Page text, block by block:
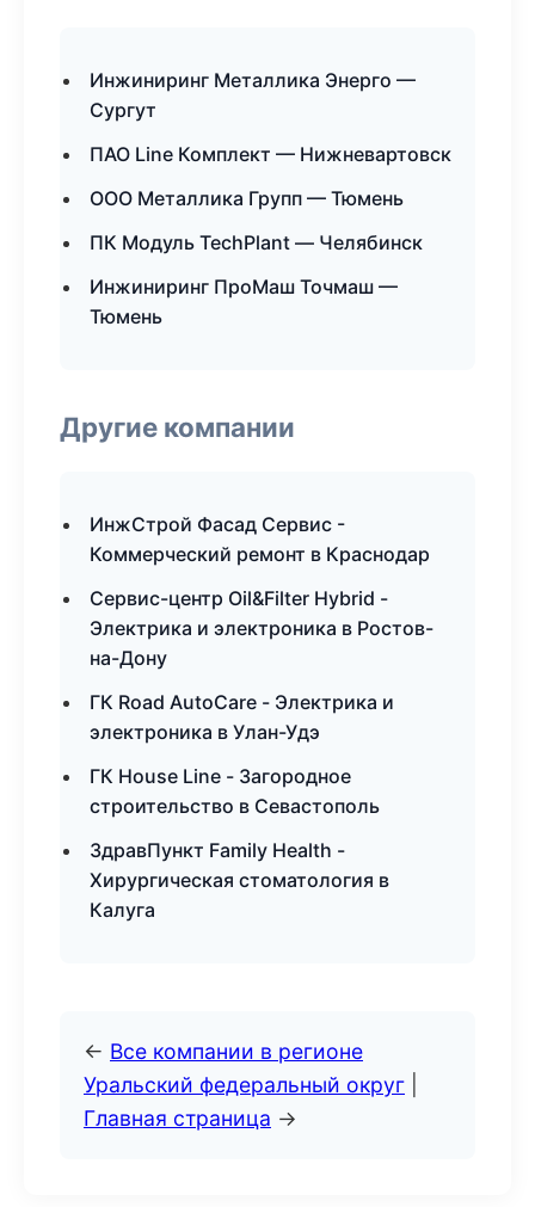
Инжиниринг Металлика Энерго —
Сургут
ПАО Line Комплект — Нижневартовск
ООО Металлика Групп — Тюмень
ПК Модуль TechPlant — Челябинск
Инжиниринг ПроМаш Точмаш —
Тюмень
Другие компании
ИнжСтрой Фасад Сервис -
Коммерческий ремонт в Краснодар
Сервис-центр Oil&Filter Hybrid -
Электрика и электроника в Ростов-
на-Дону
ГК Road AutoCare - Электрика и
электроника в Улан-Удэ
ГК House Line - Загородное
строительство в Севастополь
ЗдравПункт Family Health -
Хирургическая стоматология в
Калуга
← Все компании в регионе
Уральский федеральный округ
Главная страница →